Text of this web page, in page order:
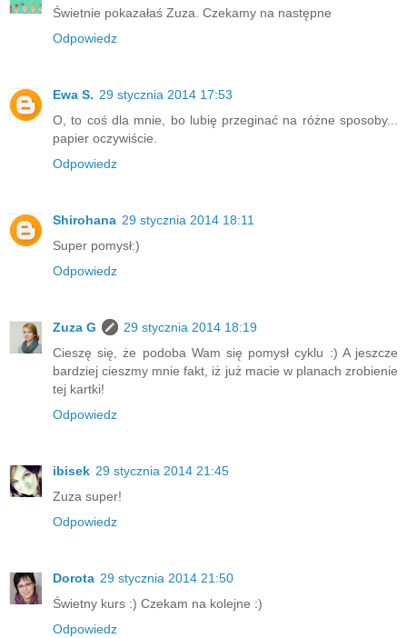
Świetnie pokazałaś Zuza. Czekamy na następne
Odpowiedz
Ewa S. 29 stycznia 2014 17:53
O, to coś dla mnie, bo lubię przeginać na różne sposoby...
papier oczywiście.
Odpowiedz
Shirohana 29 stycznia 2014 18:11
Super pomysł:)
Odpowiedz
Zuza G
29 stycznia 2014 18:19
Cieszę się, że podoba Wam się pomysł cyklu :) A jeszcze
bardziej cieszmy mnie fakt, iż już macie w planach zrobienie
tej kartki!
Odpowiedz
ibisek 29 stycznia 2014 21:45
Zuza super!
Odpowiedz
Dorota 29 stycznia 2014 21:50
Świetny kurs :) Czekam na kolejne :)
Odpowiedz